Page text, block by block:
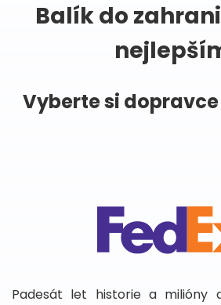
Balík do
Vyberte si
Padesát let historie a milióny